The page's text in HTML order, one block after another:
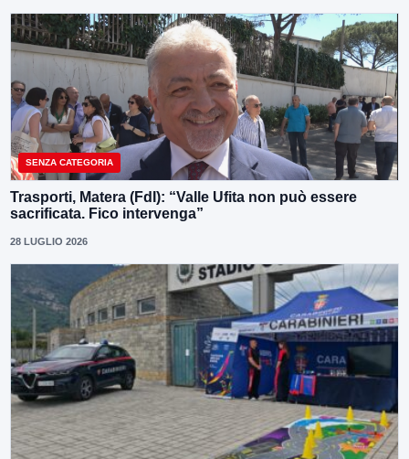
SENZA CATEGORIA
Trasporti, Matera (FdI): “Valle Ufita non può essere
sacrificata. Fico intervenga”
28 LUGLIO 2026